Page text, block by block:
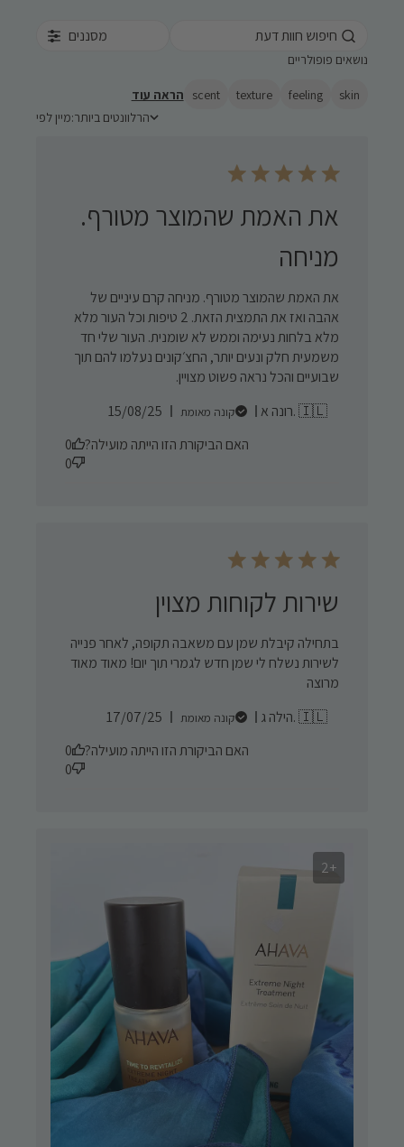
מסננים
נושאים פופולריים
skin
feeling
texture
scent הראה עוד
מיין לפי
מיין לפי:הרלוונטים ביותר
את האמת שהמוצר מטורף.
מניחה
את האמת שהמוצר מטורף. מניחה קרם עיניים של
אהבה ואז את התמצית הזאת. 2 טיפות וכל העור מלא
מלא בלחות נעימה וממש לא שומנית. העור שלי חד
משמעית חלק ונעים יותר, החצ׳קונים נעלמו להם תוך
שבועיים והכל נראה פשוט מצויין.
רונה א. 🇮🇱
קונה מאומתPublished
15/08/25
האם הביקורת הזו הייתה מועילה?
0
0
שירות לקוחות מצוין
בתחילה קיבלת שמן עם משאבה תקופה, לאחר פנייה
לשירות נשלח לי שמן חדש לגמרי תוך יום! מאוד מאוד
מרוצה
הילה ג. 🇮🇱
קונה מאומתPublished
17/07/25
האם הביקורת הזו הייתה מועילה?
0
0
+2